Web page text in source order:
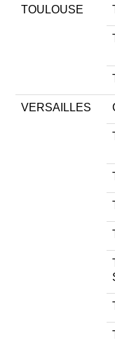
TOULOUSE
VERSAILLES